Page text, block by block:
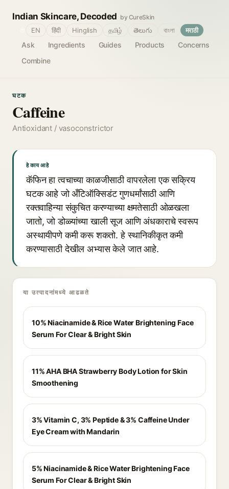
Indian Skincare, Decoded by CureSkin
Ask Ingredients Guides Products
Concerns
Combine
EN हिंदी Hinglish தமிழ் తెలుగు বাংলা मराठी
घटक
Caffeine
Antioxidant / vasoconstrictor
हे काय आहे
कॅफिन हा त्वचाच्या काळजीसाठी वापरलेला एक सक्रिय
घटक आहे जो अँटिऑक्सिडंट गुणधर्मांसाठी आणि
रक्तवाहिन्या संकुचित करण्याच्या क्षमतेसाठी ओळखला
जातो, जो डोळ्यांच्या खाली सूज आणि अंधकाराचे स्वरूप
अस्थायीपणे कमी करू शकतो. हे स्थानिकीकृत कमी
करण्यासाठी देखील अभ्यास केले जात आहे.
या उत्पादनांमध्ये आढळते
10% Niacinamide & Rice Water Brightening Face
Serum For Clear & Bright Skin
11% AHA BHA Strawberry Body Lotion for Skin
Smoothening
3% Vitamin C, 3% Peptide & 3% Caffeine Under
Eye Cream with Mandarin
5% Niacinamide & Rice Water Brightening Face
Serum For Clear & Bright Skin